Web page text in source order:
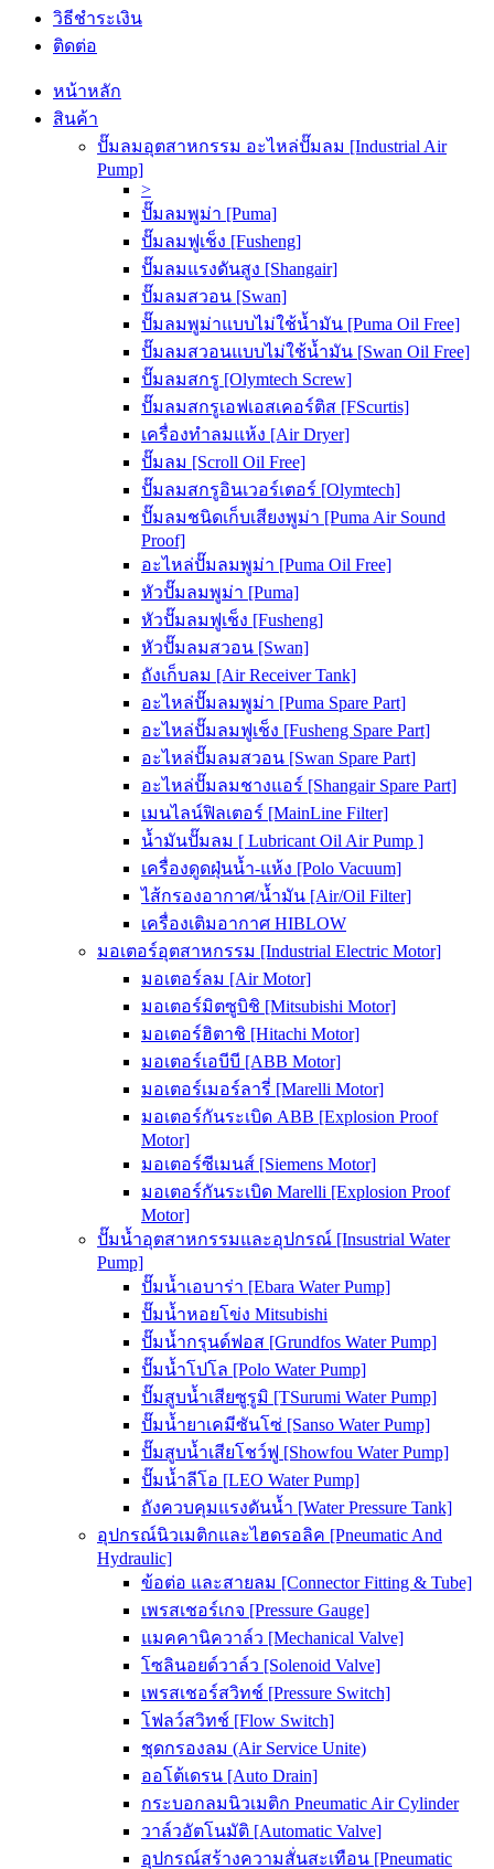
วิธีชำระเงิน
ติดต่อ
หน้าหลัก
สินค้า
ปั๊มลมอุตสาหกรรม อะไหล่ปั๊มลม [Industrial Air
Pump]
>
ปั๊มลมพูม่า [Puma]
ปั๊มลมฟูเช็ง [Fusheng]
ปั๊มลมแรงดันสูง [Shangair]
ปั๊มลมสวอน [Swan]
ปั๊มลมพูม่าแบบไม่ใช้น้ำมัน [Puma Oil Free]
ปั๊มลมสวอนแบบไม่ใช้น้ำมัน [Swan Oil Free]
ปั๊มลมสกรู [Olymtech Screw]
ปั๊มลมสกรูเอฟเอสเคอร์ติส [FScurtis]
เครื่องทำลมแห้ง [Air Dryer]
ปั๊มลม [Scroll Oil Free]
ปั๊มลมสกรูอินเวอร์เตอร์ [Olymtech]
ปั๊มลมชนิดเก็บเสียงพูม่า [Puma Air Sound
Proof]
อะไหล่ปั๊มลมพูม่า [Puma Oil Free]
หัวปั๊มลมพูม่า [Puma]
หัวปั๊มลมฟูเช็ง [Fusheng]
หัวปั๊มลมสวอน [Swan]
ถังเก็บลม [Air Receiver Tank]
อะไหล่ปั๊มลมพูม่า [Puma Spare Part]
อะไหล่ปั๊มลมฟูเช็ง [Fusheng Spare Part]
อะไหล่ปั๊มลมสวอน [Swan Spare Part]
อะไหล่ปั๊มลมชางแอร์ [Shangair Spare Part]
เมนไลน์ฟิลเตอร์ [MainLine Filter]
น้ำมันปั๊มลม [ Lubricant Oil Air Pump ]
เครื่องดูดฝุ่นน้ำ-แห้ง [Polo Vacuum]
ไส้กรองอากาศ/น้ำมัน [Air/Oil Filter]
เครื่องเติมอากาศ HIBLOW
มอเตอร์อุตสาหกรรม [Industrial Electric Motor]
มอเตอร์ลม [Air Motor]
มอเตอร์มิตซูบิชิ [Mitsubishi Motor]
มอเตอร์ฮิตาชิ [Hitachi Motor]
มอเตอร์เอบีบี [ABB Motor]
มอเตอร์เมอร์ลารี่ [Marelli Motor]
มอเตอร์กันระเบิด ABB [Explosion Proof
Motor]
มอเตอร์ซีเมนส์ [Siemens Motor]
มอเตอร์กันระเบิด Marelli [Explosion Proof
Motor]
ปั๊มน้ำอุตสาหกรรมและอุปกรณ์ [Insustrial Water
Pump]
ปั๊มน้ำเอบาร่า [Ebara Water Pump]
ปั๊มน้ำหอยโข่ง Mitsubishi
ปั๊มน้ำกรุนด์ฟอส [Grundfos Water Pump]
ปั๊มน้ำโปโล [Polo Water Pump]
ปั๊มสูบน้ำเสียซูรูมิ [TSurumi Water Pump]
ปั๊มน้ำยาเคมีซันโซ่ [Sanso Water Pump]
ปั๊มสูบน้ำเสียโชว์ฟู [Showfou Water Pump]
ปั๊มน้ำลีโอ [LEO Water Pump]
ถังควบคุมแรงดันน้ำ [Water Pressure Tank]
อุปกรณ์นิวเมติกและไฮดรอลิค [Pneumatic And
Hydraulic]
ข้อต่อ และสายลม [Connector Fitting & Tube]
เพรสเชอร์เกจ [Pressure Gauge]
แมคคานิควาล์ว [Mechanical Valve]
โซลินอยด์วาล์ว [Solenoid Valve]
เพรสเชอร์สวิทช์ [Pressure Switch]
โฟลว์สวิทช์ [Flow Switch]
ชุดกรองลม (Air Service Unite)
ออโต้เดรน [Auto Drain]
กระบอกลมนิวเมติก Pneumatic Air Cylinder
วาล์วอัตโนมัติ [Automatic Valve]
อุปกรณ์สร้างความสั่นสะเทือน [Pneumatic